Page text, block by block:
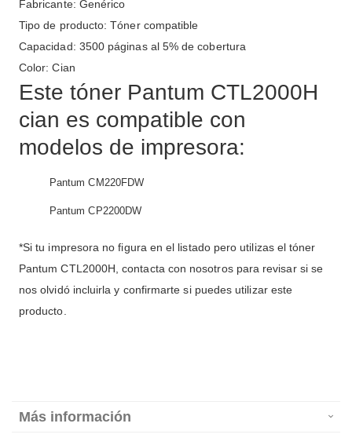
Fabricante: Genérico
Tipo de producto: Tóner compatible
Capacidad: 3500 páginas al 5% de cobertura
Color: Cian
Este tóner Pantum CTL2000H
cian es compatible con
modelos de impresora:
Pantum CM220FDW
Pantum CP2200DW
*Si tu impresora no figura en el listado pero utilizas el tóner
Pantum CTL2000H, contacta con nosotros para revisar si se
nos olvidó incluirla y confirmarte si puedes utilizar este
producto.
Más información